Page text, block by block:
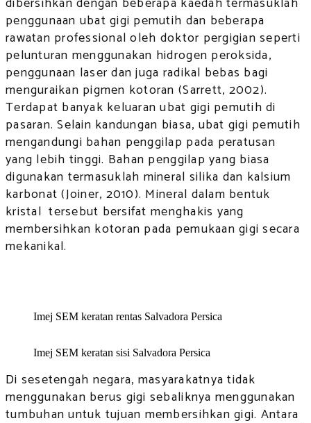
penggunaan ubat gigi pemutih dan beberapa
rawatan professional oleh doktor pergigian seperti
pelunturan menggunakan hidrogen peroksida,
penggunaan laser dan juga radikal bebas bagi
menguraikan pigmen kotoran (Sarrett, 2002).
Terdapat banyak keluaran ubat gigi pemutih di
pasaran. Selain kandungan biasa, ubat gigi pemutih
mengandungi bahan penggilap pada peratusan
yang lebih tinggi. Bahan penggilap yang biasa
digunakan termasuklah mineral silika dan kalsium
karbonat (Joiner, 2010). Mineral dalam bentuk
kristal tersebut bersifat menghakis yang
membersihkan kotoran pada pemukaan gigi secara
mekanikal.
Imej SEM keratan rentas Salvadora Persica
Imej SEM keratan sisi Salvadora Persica
Di sesetengah negara, masyarakatnya tidak
menggunakan berus gigi sebaliknya menggunakan
tumbuhan untuk tujuan membersihkan gigi. Antara